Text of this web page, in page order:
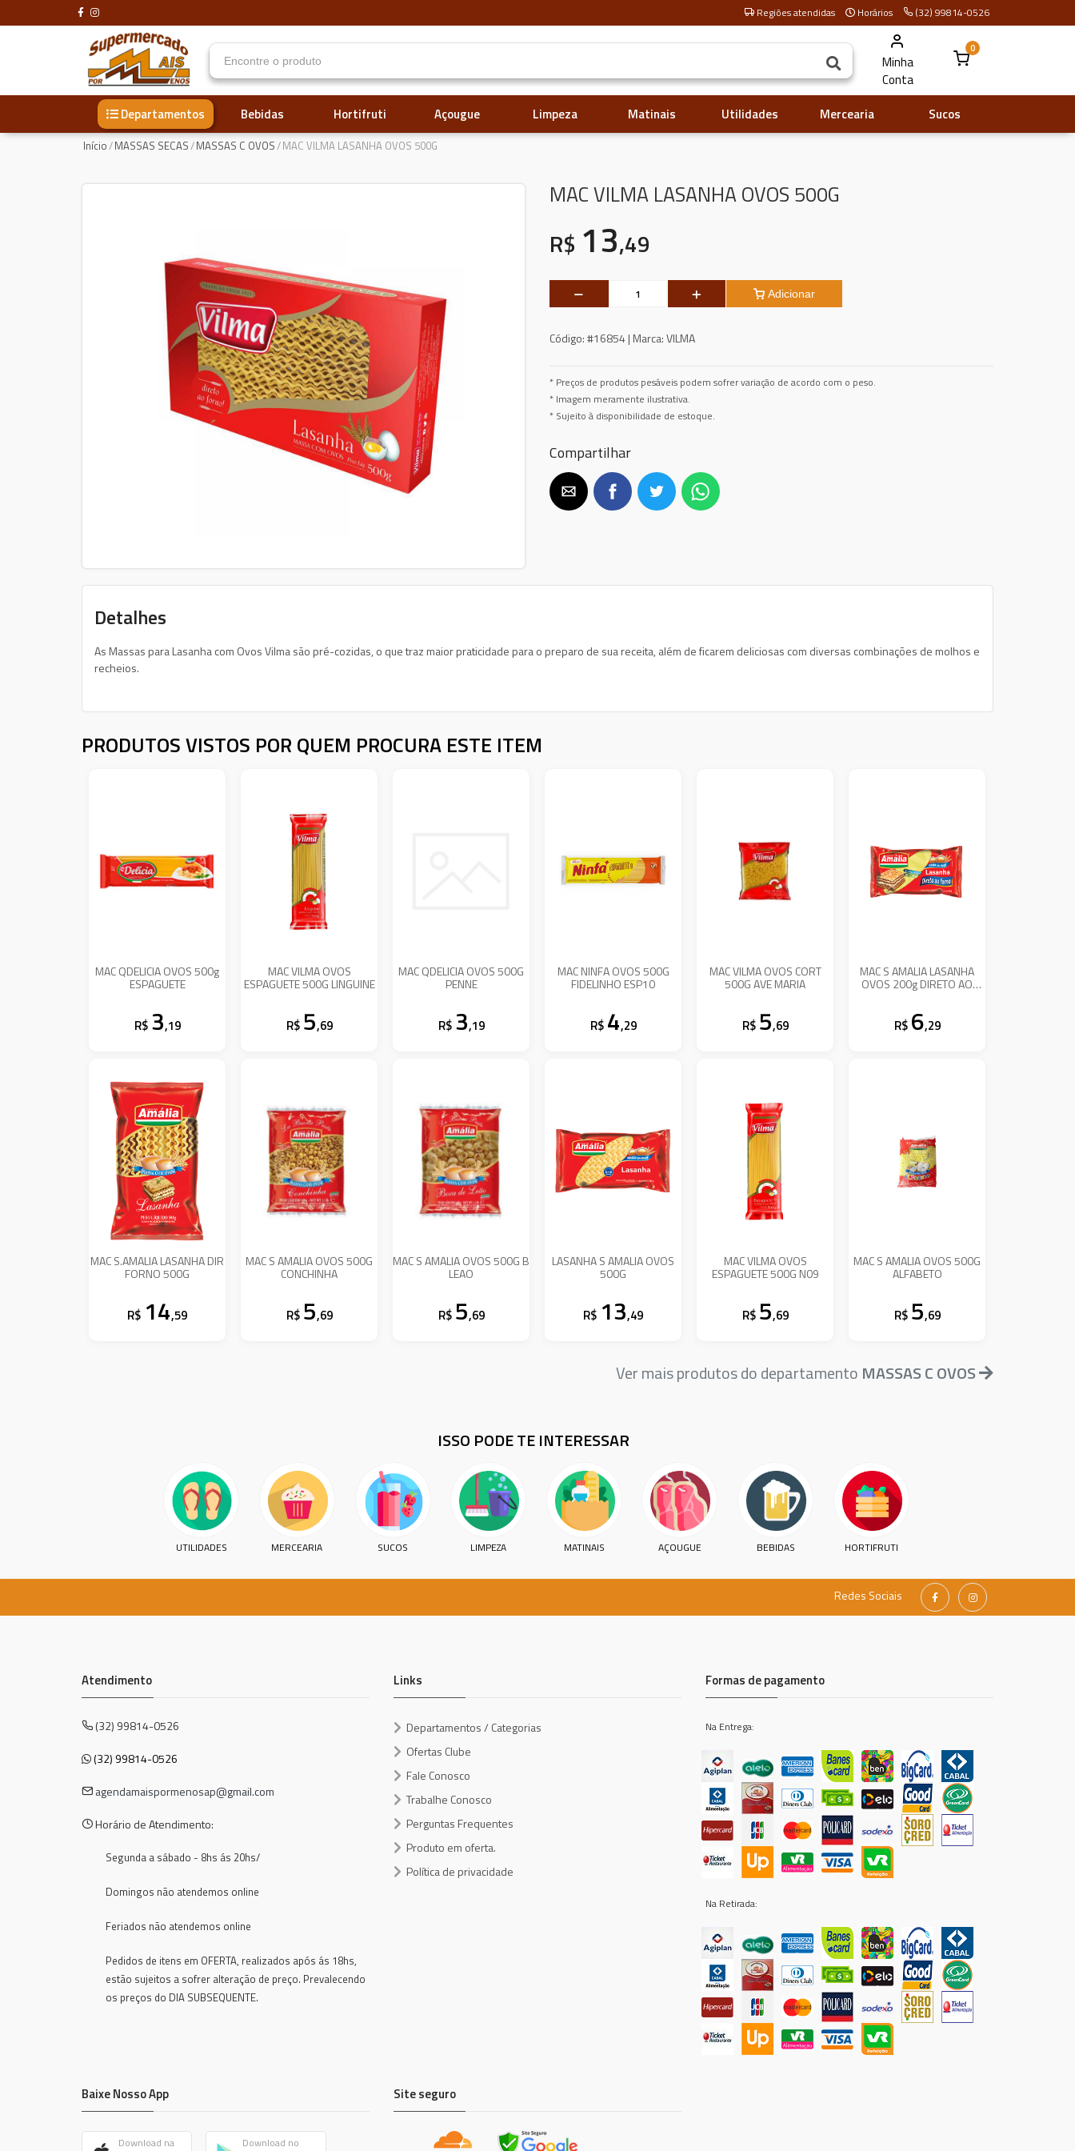
Regiões atendidas Horários (32) 99814-0526
Minha
Conta
0
Departamentos Sucos
Mercearia
Utilidades
Matinais
Limpeza
Açougue
Hortifruti
Bebidas
Início/MASSAS SECAS/MASSAS C OVOS/MAC VILMA LASANHA OVOS 500G
MAC VILMA LASANHA OVOS 500G
R$ 13,49
Adicionar
Código:#16854 | Marca:VILMA
* Preços de produtos pesáveis podem sofrer variação de acordo com o peso.
* Imagem meramente ilustrativa.
* Sujeito à disponibilidade de estoque.
Compartilhar
Detalhes
As Massas para Lasanha com Ovos Vilma são pré-cozidas, o que traz maior praticidade para o preparo de sua receita, além de ficarem deliciosas com diversas combinações de molhos e
recheios.
PRODUTOS VISTOS POR QUEM PROCURA ESTE ITEM
MAC QDELICIA OVOS 500g
ESPAGUETE
R$ 3,19
MAC VILMA OVOS
ESPAGUETE 500G LINGUINE
R$ 5,69
MAC QDELICIA OVOS 500G
PENNE
R$ 3,19
MAC NINFA OVOS 500G
FIDELINHO ESP10
R$ 4,29
MAC VILMA OVOS CORT
500G AVE MARIA
R$ 5,69
MAC S AMALIA LASANHA
OVOS 200g DIRETO AO
R$ 6,29
MAC S.AMALIA LASANHA DIR
FORNO 500G
R$ 14,59
MAC S AMALIA OVOS 500G
CONCHINHA
R$ 5,69
MAC S AMALIA OVOS 500G B
LEAO
R$ 5,69
LASANHA S AMALIA OVOS
500G
R$ 13,49
MAC VILMA OVOS
ESPAGUETE 500G N09
R$ 5,69
MAC S AMALIA OVOS 500G
ALFABETO
R$ 5,69
Ver mais produtos do departamento MASSAS C OVOS
ISSO PODE TE INTERESSAR
UTILIDADES MERCEARIA SUCOS LIMPEZA MATINAIS AÇOUGUE BEBIDAS HORTIFRUTI
Redes Sociais
Atendimento
(32) 99814-0526
(32) 99814-0526
agendamaispormenosap@gmail.com
Horário de Atendimento:
Segunda a sábado - 8hs ás 20hs/
Domingos não atendemos online
Feriados não atendemos online
Pedidos de itens em OFERTA, realizados após ás 18hs,
estão sujeitos a sofrer alteração de preço. Prevalecendo
os preços do DIA SUBSEQUENTE.
Links
Departamentos / Categorias
Ofertas Clube
Fale Conosco
Trabalhe Conosco
Perguntas Frequentes
Produto em oferta.
Política de privacidade
Formas de pagamento
Na Entrega:
Na Retirada:
Baixe Nosso App
Download na Download no
Site seguro